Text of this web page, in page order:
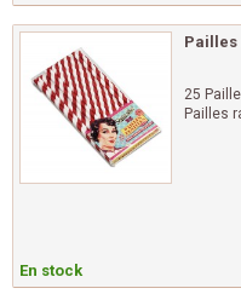
Pailles
25
Pailles
En stock